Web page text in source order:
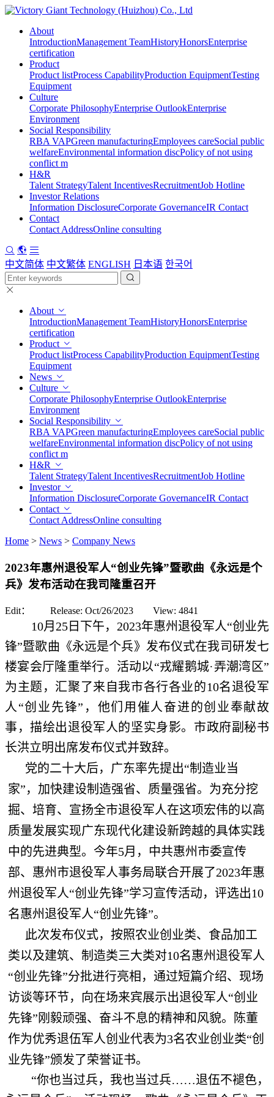
About
IntroductionManagement TeamHistoryHonorsEnterprise
certification
Product
Product listProcess CapabilityProduction EquipmentTesting
Equipment
Culture
Corporate PhilosophyEnterprise OutlookEnterprise
Environment
Social Responsibility
RBA VAPGreen manufacturingEmployees careSocial public
welfareEnvironmental information discPolicy of not using
conflict m
H&R
Talent StrategyTalent IncentivesRecruitmentJob Hotline
Investor Relations
Information DisclosureCorporate GovernanceIR Contact
Contact
Contact AddressOnline consulting
中文简体 中文繁体 ENGLISH 日本语 한국어
About
IntroductionManagement TeamHistoryHonorsEnterprise
certification
Product
Product listProcess CapabilityProduction EquipmentTesting
Equipment
News
Culture
Corporate PhilosophyEnterprise OutlookEnterprise
Environment
Social Responsibility
RBA VAPGreen manufacturingEmployees careSocial public
welfareEnvironmental information discPolicy of not using
conflict m
H&R
Talent StrategyTalent IncentivesRecruitmentJob Hotline
Investor
Information DisclosureCorporate GovernanceIR Contact
Contact
Contact AddressOnline consulting
Home > News > Company News
2023年惠州退役军人“创业先锋”暨歌曲《永远是个
兵》发布活动在我司隆重召开
Edit： Release: Oct/26/2023 View: 4841
10月25日下午，2023年惠州退役军人“创业先
锋”暨歌曲《永远是个兵》发布仪式在我司研发七
楼宴会厅隆重举行。活动以“戎耀鹅城·弄潮湾区”
为主题，汇聚了来自我市各行各业的10名退役军
人“创业先锋”，他们用催人奋进的创业奉献故
事，描绘出退役军人的坚实身影。市政府副秘书
长洪立明出席发布仪式并致辞。
党的二十大后，广东率先提出“制造业当
家”，加快建设制造强省、质量强省。为充分挖
掘、培育、宣扬全市退役军人在这项宏伟的以高
质量发展实现广东现代化建设新跨越的具体实践
中的先进典型。今年5月，中共惠州市委宣传
部、惠州市退役军人事务局联合开展了2023年惠
州退役军人“创业先锋”学习宣传活动，评选出10
名惠州退役军人“创业先锋”。
此次发布仪式，按照农业创业类、食品加工
类以及建筑、制造类三大类对10名惠州退役军人
“创业先锋”分批进行亮相，通过短篇介绍、现场
访谈等环节，向在场来宾展示出退役军人“创业
先锋”刚毅顽强、奋斗不息的精神和风貌。陈董
作为优秀退伍军人创业代表为3名农业创业类“创
业先锋”颁发了荣誉证书。
“你也当过兵，我也当过兵……退伍不褪色，